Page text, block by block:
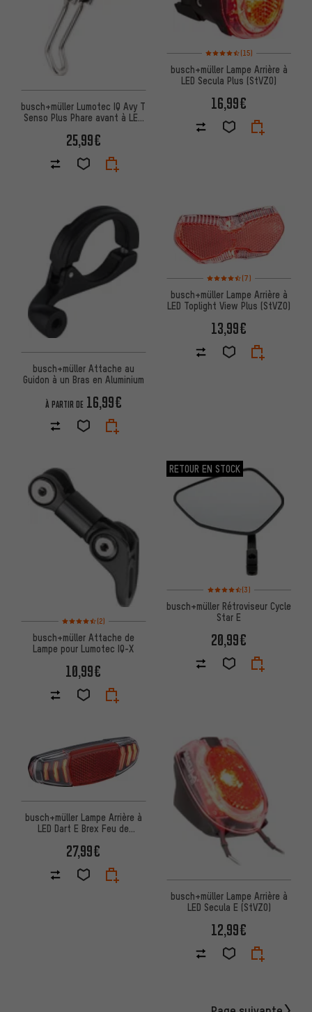
busch+müller Lumotec IQ Avy T
Senso Plus Phare avant à LED
25,99€
Note moyenne : 4,5 sur 5
(15)
busch+müller Lampe Arrière à
LED Secula Plus (StVZO)
16,99€
busch+müller Attache au
Guidon à un Bras en Aluminium
À PARTIR DE 16,99€
Note moyenne : 4,5 sur 5
(7)
busch+müller Lampe Arrière à
LED Toplight View Plus (StVZO)
13,99€
Note moyenne : 4,5 sur 5 d'après 2 avis
(2)
busch+müller Attache de
Lampe pour Lumotec IQ-X
10,99€
RETOUR EN STOCK
Note moyenne : 4,5 sur 5
(3)
busch+müller Rétroviseur Cycle
Star E
20,99€
busch+müller Lampe Arrière à
LED Dart E Brex Feu de
27,99€
busch+müller Lampe Arrière à
LED Secula E (StVZO)
12,99€